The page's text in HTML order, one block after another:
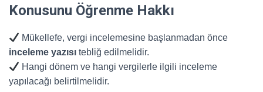
Konusunu Öğrenme Hakkı
Mükellefe, vergi incelemesine başlanmadan önce
inceleme yazısı tebliğ edilmelidir.
Hangi dönem ve hangi vergilerle ilgili inceleme
yapılacağı belirtilmelidir.